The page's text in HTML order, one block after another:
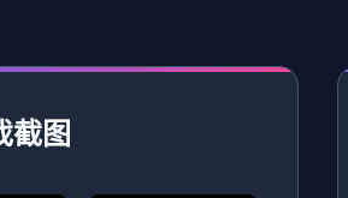
截图